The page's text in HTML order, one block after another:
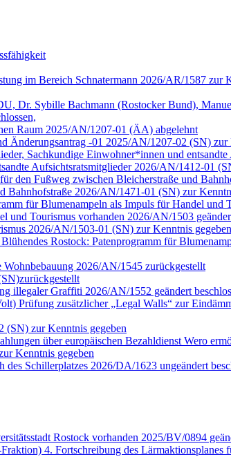
im Bereich Schnatermann 2026/AR/1587 zur
Sybille Bachmann (Rostocker Bund),
Raum 2025/AN/1207-01 (ÄA) abgelehnt
Änderungsantrag -01 2025/AN/1207-02 (SN) zur
Sachkundige Einwohner*innen und
Aufsichtsratsmitglieder 2026/AN/1412-01
den Fußweg zwischen Bleicherstraße und
Bahnhofstraße 2026/AN/1471-01 (SN) zur
für Blumenampeln als Impuls für Handel und
Tourismus vorhanden 2026/AN/1503
2026/AN/1503-01 (SN) zur Kenntnis gegeben
Rostock: Patenprogramm für
2026/AN/1545 zurückgestellt
illegaler Graffiti 2026/AN/1552 geändert
Prüfung zusätzlicher „Legal Walls“ zur
(SN) zur Kenntnis gegeben
über europäischen Bezahldienst Wero
Kenntnis gegeben
Schillerplatzes 2026/DA/1623 ungeändert
Rostock vorhanden 2025/BV/0894
4. Fortschreibung des Lärmaktionsplanes